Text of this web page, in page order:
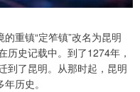
重镇“定笮镇”改名为昆明
历史记载中。到了1274年，
到了昆明。从那时起，昆明
历史。